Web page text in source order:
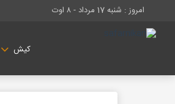
امروز : شنبه 17 مرداد - ۸ اوت
کیش